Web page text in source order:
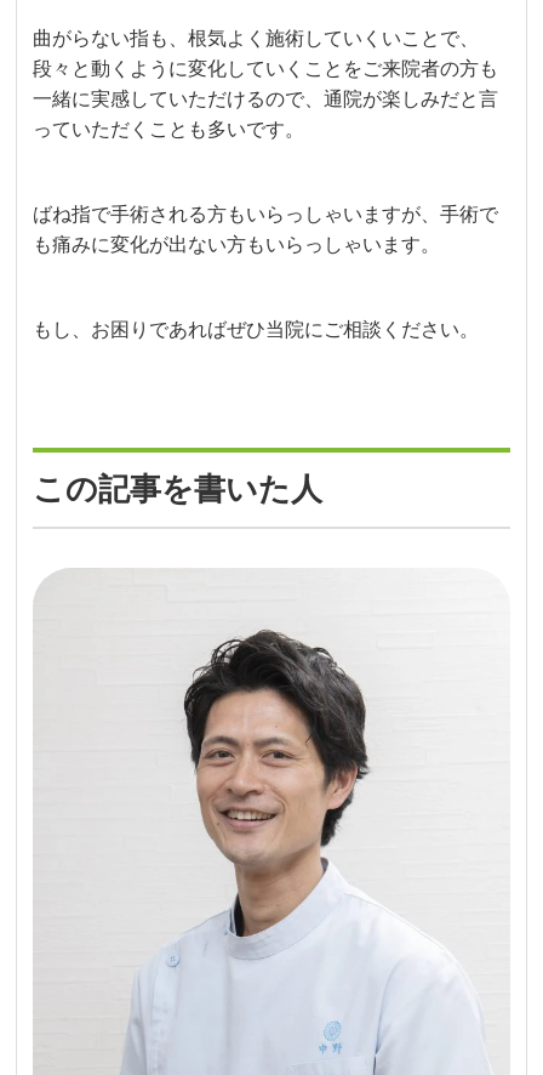
曲がらない指も、根気よく施術していくいことで、
段々と動くように変化していくことをご来院者の方も
一緒に実感していただけるので、通院が楽しみだと言
っていただくことも多いです。
ばね指で手術される方もいらっしゃいますが、手術で
も痛みに変化が出ない方もいらっしゃいます。
もし、お困りであればぜひ当院にご相談ください。
この記事を書いた人